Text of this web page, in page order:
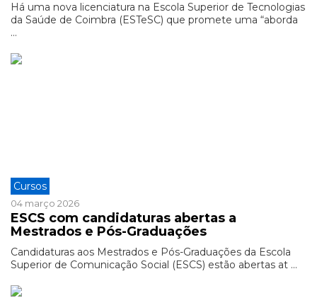
Há uma nova licenciatura na Escola Superior de Tecnologias
da Saúde de Coimbra (ESTeSC) que promete uma “aborda
...
Cursos
04 março 2026
ESCS com candidaturas abertas a
Mestrados e Pós-Graduações
Candidaturas aos Mestrados e Pós-Graduações da Escola
Superior de Comunicação Social (ESCS) estão abertas at ...